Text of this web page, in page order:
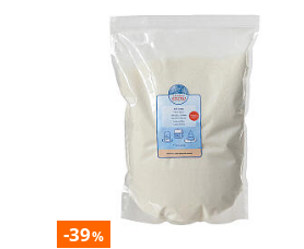
-39%